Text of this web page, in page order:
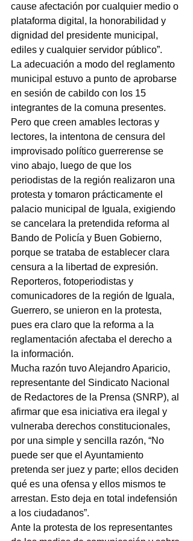
cause afectación por cualquier medio o
plataforma digital, la honorabilidad y
dignidad del presidente municipal,
ediles y cualquier servidor público”.
La adecuación a modo del reglamento
municipal estuvo a punto de aprobarse
en sesión de cabildo con los 15
integrantes de la comuna presentes.
Pero que creen amables lectoras y
lectores, la intentona de censura del
improvisado político guerrerense se
vino abajo, luego de que los
periodistas de la región realizaron una
protesta y tomaron prácticamente el
palacio municipal de Iguala, exigiendo
se cancelara la pretendida reforma al
Bando de Policía y Buen Gobierno,
porque se trataba de establecer clara
censura a la libertad de expresión.
Reporteros, fotoperiodistas y
comunicadores de la región de Iguala,
Guerrero, se unieron en la protesta,
pues era claro que la reforma a la
reglamentación afectaba el derecho a
la información.
Mucha razón tuvo Alejandro Aparicio,
representante del Sindicato Nacional
de Redactores de la Prensa (SNRP), al
afirmar que esa iniciativa era ilegal y
vulneraba derechos constitucionales,
por una simple y sencilla razón, “No
puede ser que el Ayuntamiento
pretenda ser juez y parte; ellos deciden
qué es una ofensa y ellos mismos te
arrestan. Esto deja en total indefensión
a los ciudadanos”.
Ante la protesta de los representantes